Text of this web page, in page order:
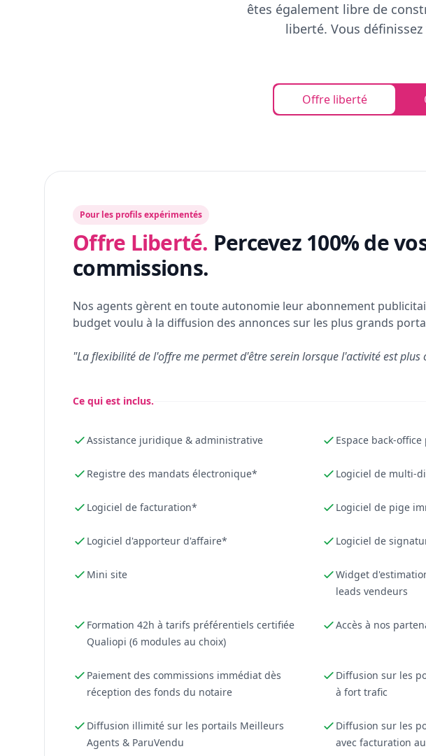
êtes également libre de
liberté. Vous
Offre liberté
Pour les profils expérimentés
Offre Liberté. Percevez 100% de
commissions.
Nos agents gèrent en toute autonomie leur abonnement
budget voulu à la diffusion des annonces sur les plus grands
"La flexibilité de l'offre me permet d'être serein lorsque l'activité est plus
Ce qui est inclus.
Assistance juridique & administrative Espace back-
Registre des mandats électronique* Logiciel de multi-
Logiciel de facturation* Logiciel de pige
Logiciel d'apporteur d'affaire* Logiciel de
Mini site
Widget
leads vendeurs
Formation 42h à tarifs préférentiels certifiée
Qualiopi (6 modules au choix)
Accès à nos
Paiement des commissions immédiat dès
réception des fonds du notaire
Diffusion sur les
à fort trafic
Diffusion illimité sur les portails Meilleurs
Agents & ParuVendu
Diffusion sur les
avec facturation